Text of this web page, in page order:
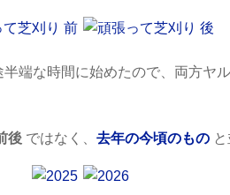
端な時間に始めたので、両方ヤ
後 ではなく、 去年の今頃のもの